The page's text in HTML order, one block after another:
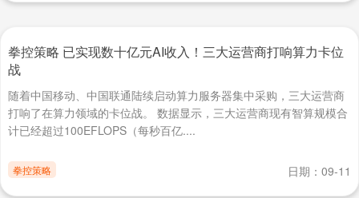
拳控策略 已实现数十亿元AI收入！三大运营商打响算力卡位
战
随着中国移动、中国联通陆续启动算力服务器集中采购，三大运营商
打响了在算力领域的卡位战。 数据显示，三大运营商现有智算规模合
计已经超过100EFLOPS（每秒百亿....
拳控策略 日期：09-11